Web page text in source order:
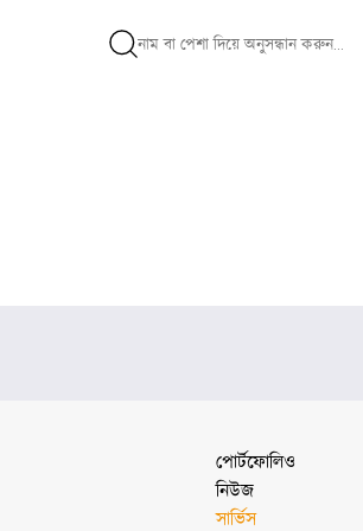
পোর্টফোলিও
নিউজ
সার্ভিস